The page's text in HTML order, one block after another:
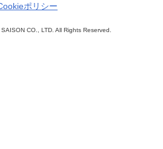
ポリシー
CO., LTD. All Rights Reserved.